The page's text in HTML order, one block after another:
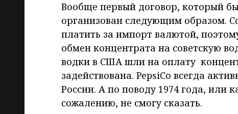
Вообще первый договор, который
организован следующим образом.
платить за импорт валютой,
обмен концентрата на советскую
водки в США шли на оплату
задействована. PepsiCo всегда
России. А по поводу 1974 года, или
сожалению, не смогу сказать.